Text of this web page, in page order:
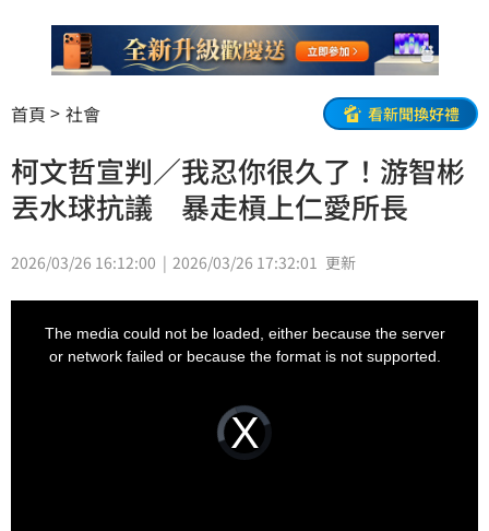
首頁 社會 看新聞換好禮
柯文哲宣判／我忍你很久了！游智彬
丟水球抗議 暴走槓上仁愛所長
2026/03/26 16:12:00 2026/03/26 17:32:01 更新
Video
Player
is
loading.
The media could not be loaded, either because the server
or network failed or because the format is not supported.